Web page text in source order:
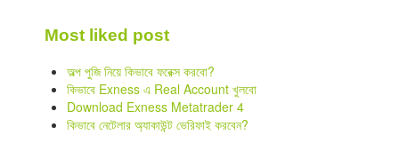
Most liked post
অল্প পুজি নিয়ে কিভাবে ফরেক্স করবো?
কিভাবে Exness এ Real Account খুলবো
Download Exness Metatrader 4
কিভাবে নেটেলার অ্যাকাউন্ট ভেরিফাই করবেন?